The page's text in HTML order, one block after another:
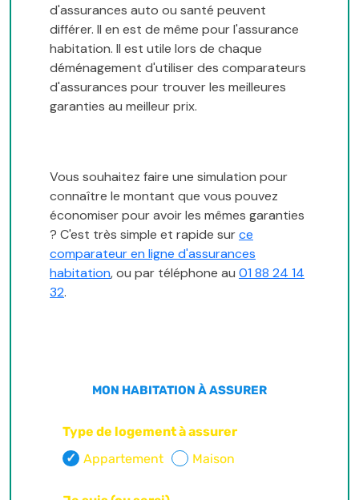
d'assurances auto ou santé peuvent
différer. Il en est de même pour l'assurance
habitation. Il est utile lors de chaque
déménagement d'utiliser des comparateurs
d'assurances pour trouver les meilleures
garanties au meilleur prix.
Vous souhaitez faire une simulation pour
connaître le montant que vous pouvez
économiser pour avoir les mêmes garanties
? C'est très simple et rapide surce
comparateur en ligne d'assurances
habitation, ou par téléphone au 01 88 24 14
32.